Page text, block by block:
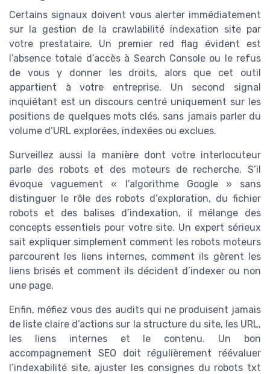
Certains signaux doivent vous alerter immédiatement
sur la gestion de la crawlabilité indexation site par
votre prestataire. Un premier red flag évident est
l’absence totale d’accès à Search Console ou le refus
de vous y donner les droits, alors que cet outil
appartient à votre entreprise. Un second signal
inquiétant est un discours centré uniquement sur les
positions de quelques mots clés, sans jamais parler du
volume d’URL explorées, indexées ou exclues.
Surveillez aussi la manière dont votre interlocuteur
parle des robots et des moteurs de recherche. S’il
évoque vaguement « l’algorithme Google » sans
distinguer le rôle des robots d’exploration, du fichier
robots et des balises d’indexation, il mélange des
concepts essentiels pour votre site. Un expert sérieux
sait expliquer simplement comment les robots moteurs
parcourent les liens internes, comment ils gèrent les
liens brisés et comment ils décident d’indexer ou non
une page.
Enfin, méfiez vous des audits qui ne produisent jamais
de liste claire d’actions sur la structure du site, les URL,
les liens internes et le contenu. Un bon
accompagnement SEO doit régulièrement réévaluer
l’indexabilité site, ajuster les consignes du robots txt